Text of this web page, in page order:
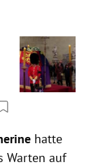
hatte
Warten auf